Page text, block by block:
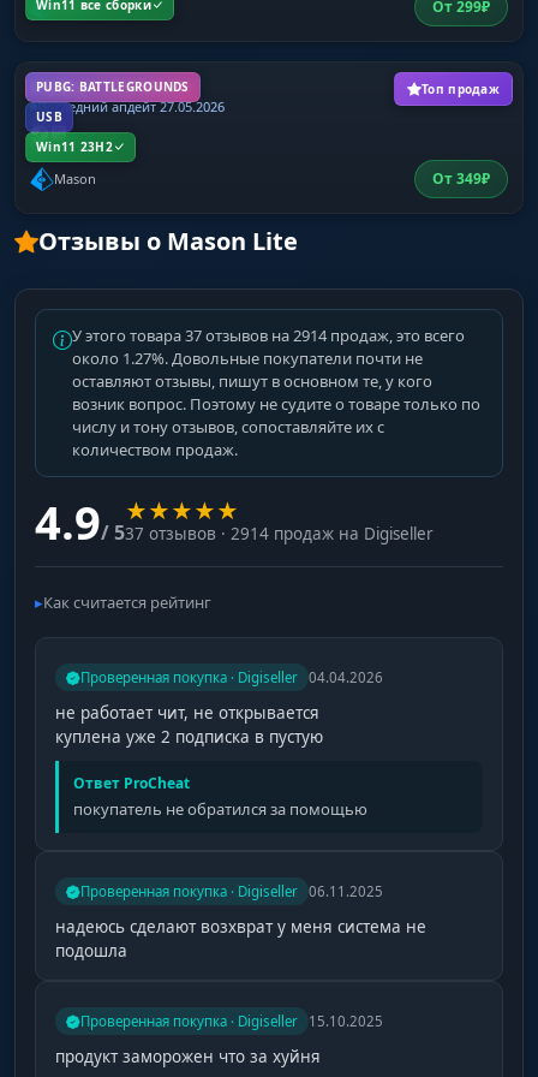
Win11 все сборки
Mason От299₽
PUBG: BATTLEGROUNDS
USB
Win11 23H2
Топ продаж
Спуфер PUBG Mason
Последний апдейт 27.05.2026
Mason От349₽
Отзывы о Mason Lite
У этого товара 37 отзывов на 2914 продаж, это всего
около 1.27%. Довольные покупатели почти не
оставляют отзывы, пишут в основном те, у кого
возник вопрос. Поэтому не судите о товаре только по
числу и тону отзывов, сопоставляйте их с
количеством продаж.
4.9/ 5
★★★★★
37 отзывов · 2914 продаж на Digiseller
Как считается рейтинг
Проверенная покупка · Digiseller 04.04.2026
не работает чит, не открывается
куплена уже 2 подписка в пустую
Ответ ProCheat
покупатель не обратился за помощью
Проверенная покупка · Digiseller 06.11.2025
надеюсь сделают возхврат у меня система не
подошла
Проверенная покупка · Digiseller 15.10.2025
продукт заморожен что за хуйня